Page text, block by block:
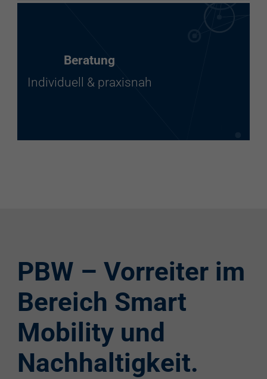
Beratung
Individuell & praxisnah
PBW – Vorreiter im
Bereich Smart
Mobility und
Nachhaltigkeit.